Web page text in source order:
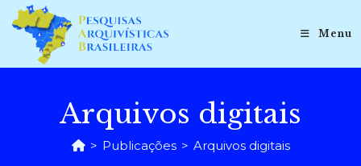
para
conteúdo
Menu
Arquivos digitais
> Publicações > Arquivos digitais